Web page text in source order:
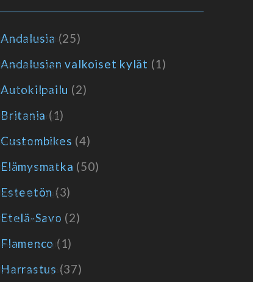
Andalusia (25)
Andalusian valkoiset kylät (1)
Autokilpailu (2)
Britania (1)
Custombikes (4)
Elämysmatka (50)
Esteetön (3)
Etelä-Savo (2)
Flamenco (1)
Harrastus (37)